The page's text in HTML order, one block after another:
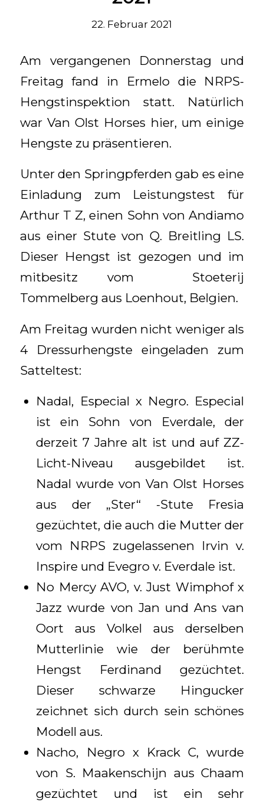
22. Februar 2021
Am vergangenen Donnerstag und
Freitag fand in Ermelo die NRPS-
Hengstinspektion statt. Natürlich
war Van Olst Horses hier, um einige
Hengste zu präsentieren.
Unter den Springpferden gab es eine
Einladung zum Leistungstest für
Arthur T Z, einen Sohn von Andiamo
aus einer Stute von Q. Breitling LS.
Dieser Hengst ist gezogen und im
mitbesitz vom Stoeterij
Tommelberg aus Loenhout, Belgien.
Am Freitag wurden nicht weniger als
4 Dressurhengste eingeladen zum
Satteltest:
Nadal, Especial x Negro. Especial
ist ein Sohn von Everdale, der
derzeit 7 Jahre alt ist und auf ZZ-
Licht-Niveau ausgebildet ist.
Nadal wurde von Van Olst Horses
aus der „Ster“ -Stute Fresia
gezüchtet, die auch die Mutter der
vom NRPS zugelassenen Irvin v.
Inspire und Evegro v. Everdale ist.
No Mercy AVO, v. Just Wimphof x
Jazz wurde von Jan und Ans van
Oort aus Volkel aus derselben
Mutterlinie wie der berühmte
Hengst Ferdinand gezüchtet.
Dieser schwarze Hingucker
zeichnet sich durch sein schönes
Modell aus.
Nacho, Negro x Krack C, wurde
von S. Maakenschijn aus Chaam
gezüchtet und ist ein sehr